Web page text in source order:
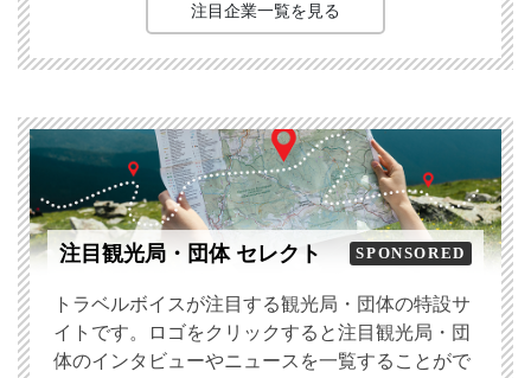
注目企業一覧を見る
注目観光局・団体 セレクト SPONSORED
トラベルボイスが注目する観光局・団体の特設サ
イトです。ロゴをクリックすると注目観光局・団
体のインタビューやニュースを一覧することがで